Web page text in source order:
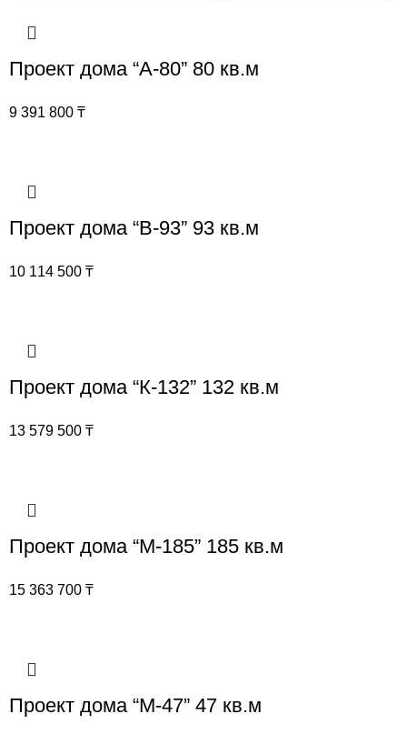
Проект дома “А-80” 80 кв.м
9 391 800 ₸
Проект дома “В-93” 93 кв.м
10 114 500 ₸
Проект дома “К-132” 132 кв.м
13 579 500 ₸
Проект дома “М-185” 185 кв.м
15 363 700 ₸
Проект дома “М-47” 47 кв.м